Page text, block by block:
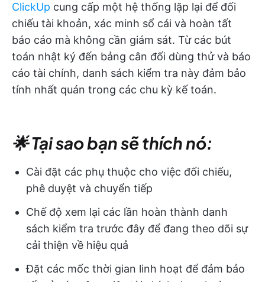
ClickUp cung cấp một hệ thống lặp lại để đối
chiếu tài khoản, xác minh sổ cái và hoàn tất
báo cáo mà không cần giám sát. Từ các bút
toán nhật ký đến bảng cân đối dùng thử và báo
cáo tài chính, danh sách kiểm tra này đảm bảo
tính nhất quán trong các chu kỳ kế toán.
🌟 Tại sao bạn sẽ thích nó:
Cài đặt các phụ thuộc cho việc đối chiếu,
phê duyệt và chuyển tiếp
Chế độ xem lại các lần hoàn thành danh
sách kiểm tra trước đây để đang theo dõi sự
cải thiện về hiệu quả
Đặt các mốc thời gian linh hoạt để đảm bảo